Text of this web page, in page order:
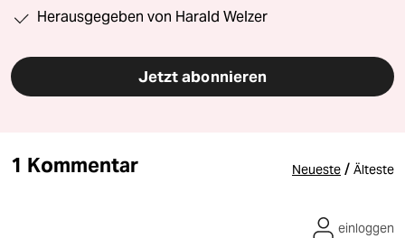
Herausgegeben von Harald Welzer
Jetzt abonnieren
1 Kommentar Neueste / Älteste
einloggen